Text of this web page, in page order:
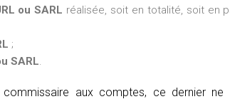
ou SARL réalisée, soit en totalité, soit en
;
SARL.
aux comptes, ce dernier